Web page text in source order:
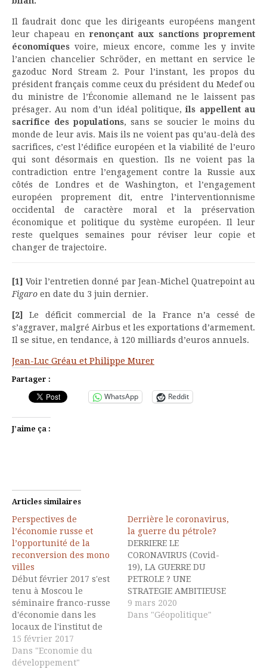
Il faudrait donc que les dirigeants européens mangent
leur chapeau en renonçant aux sanctions proprement
économiques voire, mieux encore, comme les y invite
l’ancien chancelier Schröder, en mettant en service le
gazoduc Nord Stream 2. Pour l’instant, les propos du
président français comme ceux du président du Medef ou
du ministre de l’Économie allemand ne le laissent pas
présager. Au nom d’un idéal politique,ils appellent au
sacrifice des populations, sans se soucier le moins du
monde de leur avis. Mais ils ne voient pas qu’au-delà des
sacrifices, c’est l’édifice européen et la viabilité de l’euro
qui sont désormais en question. Ils ne voient pas la
contradiction entre l’engagement contre la Russie aux
côtés de Londres et de Washington, et l’engagement
européen proprement dit, entre l’interventionnisme
occidental de caractère moral et la préservation
économique et politique du système européen. Il leur
reste quelques semaines pour réviser leur copie et
changer de trajectoire.
[1] Voir l’entretien donné par Jean-Michel Quatrepoint au
Figaro en date du 3 juin dernier.
[2]
Le déficit commercial de la France n’a cessé de
s’aggraver, malgré Airbus et les exportations d’armement.
Il se situe, en tendance, à 120 milliards d’euros annuels.
Jean-Luc Gréau et Philippe Murer
Partager :
WhatsApp Reddit
J’aime ça :
Articles similaires
Perspectives de
l’économie russe et
l’opportunité de la
reconversion des mono
villes
Début février 2017 s'est
tenu à Moscou le
séminaire franco-russe
d'économie dans les
locaux de l'institut de
prévision de l'économie
nationale, rattaché à
l'Académie des sciences
15 février 2017
Dans "Economie du
développement"
Derrière le coronavirus,
la guerre du pétrole?
DERRIERE LE
CORONAVIRUS (Covid-
19), LA GUERRE DU
PETROLE ? UNE
STRATEGIE AMBITIEUSE
DE LA PART DE LA
RUSSIE Il se pourrait
9 mars 2020
Dans "Géopolitique"